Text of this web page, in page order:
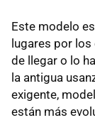
Este modelo
lugares por
de llegar o lo
la antigua
exigente,
están más